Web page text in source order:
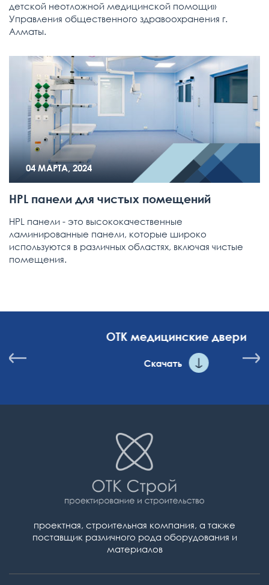
детской неотложной медицинской помощи»
Управления общественного здравоохранения г.
Алматы.
04 МАРТА, 2024
HPL панели для чистых помещений
HPL панели - это высококачественные
ламинированные панели, которые широко
используются в различных областях, включая чистые
помещения.
ОТК медицинские двери
проектная, строительная компания, а также
поставщик различного рода оборудования и
материалов